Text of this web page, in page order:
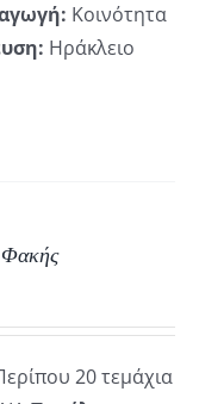
Κοινότητα
Ηράκλειο
Φακής
20 τεμάχια